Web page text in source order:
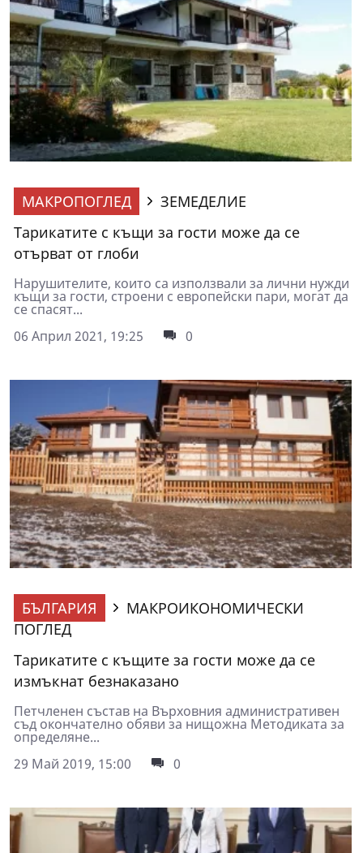
МАКРОПОГЛЕД
ЗЕМЕДЕЛИЕ
Тарикатите с къщи за гости може да се
отърват от глоби
Нарушителите, които са използвали за лични нужди
къщи за гости, строени с европейски пари, могат да
се спасят...
06 Април 2021, 19:25
0
БЪЛГАРИЯ
МАКРОИКОНОМИЧЕСКИ
ПОГЛЕД
Тарикатите с къщите за гости може да се
измъкнат безнаказано
Петчленен състав на Върховния административен
съд окончателно обяви за нищожна Методиката за
определяне...
29 Май 2019, 15:00
0